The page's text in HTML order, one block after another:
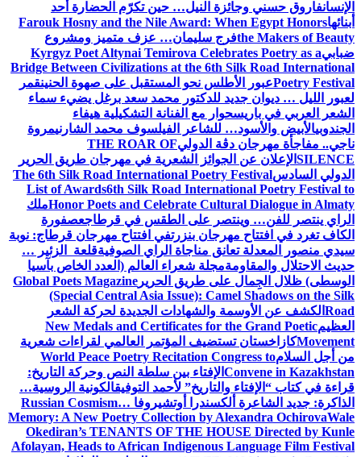
الإنسانفاروق حسني وجائزة النيل… حين تكرّم الحضارة أحد
أبنائهاFarouk Hosny and the Nile Award: When Egypt Honors
the Makers of Beautyفرج سليمان… عزف متميز ومشروع
ضبابيKyrgyz Poet Altynai Temirova Celebrates Poetry as a
Bridge Between Civilizations at the 6th Silk Road International
Poetry Festivalعبور الأطلس نحو المستقبل على صهوة الحنينقمر
لعبور الليل … ديوان جديد للدكتور محمد سعد برغل يضيء سماء
الشعر العربي في باريسحوار مع الفنانة التشكيلية هيفاء
الجندوبيالأبيض والأسود… للشاعر الفيلسوف محمد الشارنيمروة
ناجي.. مفاجأة مهرجان دڨة الدوليTHE ROAR OF
SILENCE الإعلان عن الجوائز الشعرية في مهرجان طريق الحرير
الدولي السادسThe 6th Silk Road International Poetry Festival
List of Awards6th Silk Road International Poetry Festival to
Honor Poets and Celebrate Cultural Dialogue in Almatyملك
الراي ينتصر للفن… وينتصر على الطقس في قرطاجعصفورة
الكاف تغرد في افتتاح مهرجان بنزرتفي افتتاح مهرجان قرطاج: نوبة
سيدي منصور المعدلة تعانق مناجاة الراي الصوفيةقلعة الزئير …
حديث الاحتلال والمقاومةمجلة شعراء العالم (العدد الخاص بآسيا
الوسطى) ظلال الجِمال على طريق الحرير Global Poets Magazine
(Special Central Asia Issue): Camel Shadows on the Silk
Road الكشف عن الأوسمة والشهادات الجديدة لحركة الشعر
العظيمNew Medals and Certificates for the Grand Poetic
Movementكازاخستان تستضيف المؤتمر العالمي لقراءات شعرية
من أجل السلامWorld Peace Poetry Recitation Congress to
Convene in Kazakhstan الإفتاء بين سلطة النص وحركة التاريخ:
قراءة في كتاب “الإفتاء والتاريخ” لأحمد التوفيقالكونية الروسية…
الذاكرة: جديد الشاعرة ألكسندرا أوتشيروفا Russian Cosmism…
Memory: A New Poetry Collection by Alexandra OchirovaWale
Okediran’s TENANTS OF THE HOUSE Directed by Kunle
Afolayan, Heads to African Indigenous Language Film Festival